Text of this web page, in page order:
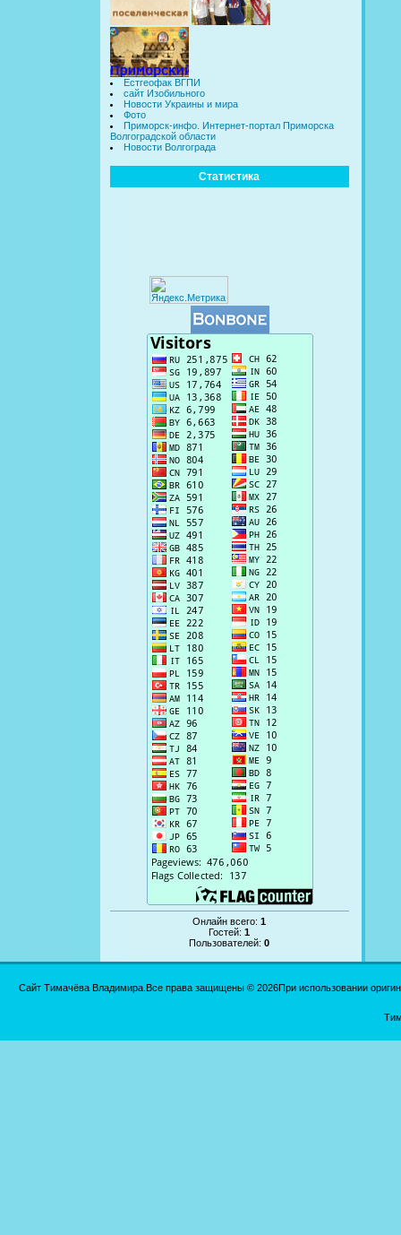
Естгеофак ВГПИ
сайт Изобильного
Новости Украины и мира
Фото
Приморск-инфо. Интернет-портал Приморска
Волгоградской области
Новости Волгограда
Статистика
Онлайн всего:1
Гостей:1
Пользователей:0
Сайт Тимачёва Владимира.Все права защищены © 2026При использовании